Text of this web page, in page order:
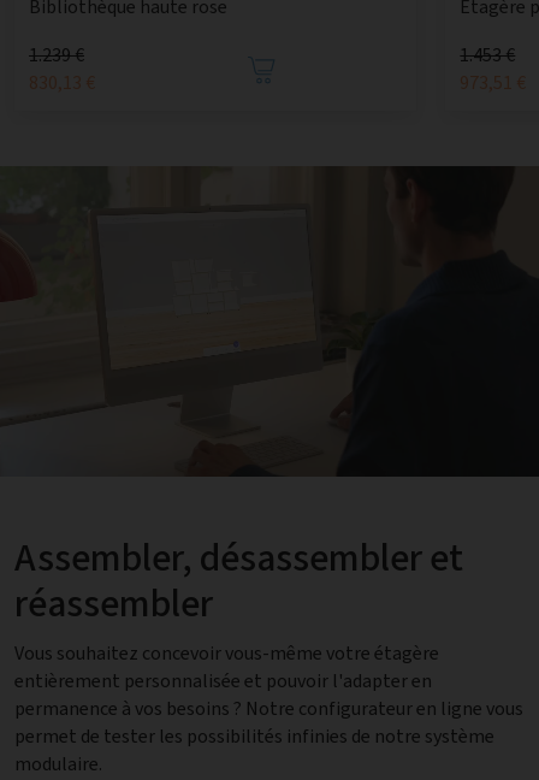
Bibliothèque haute rose
1.239 €
830,13 €
Étagère
1.453 €
973,51 €
Assembler, désassembler et
réassembler
Vous souhaitez concevoir vous-même votre étagère
entièrement personnalisée et pouvoir l'adapter en
permanence à vos besoins ? Notre configurateur en ligne vous
permet de tester les possibilités infinies de notre système
modulaire.